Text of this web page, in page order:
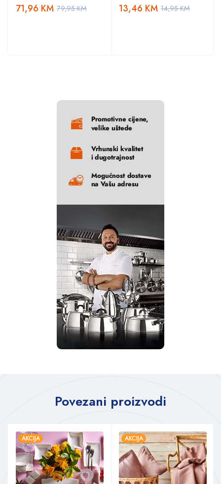
79,95KM
71,96 KM 14,95KM
13,46 KM
Povezani proizvodi
AKCIJA AKCIJA